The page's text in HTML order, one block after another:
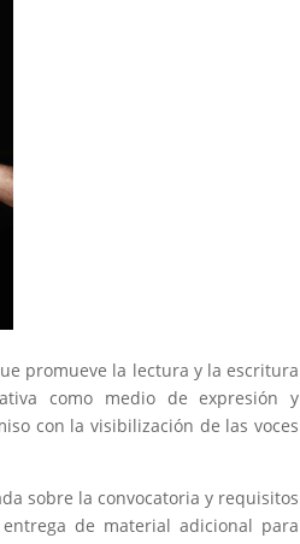
promueve la lectura y la escritura
como medio de expresión y
con la visibilización de las voces
sobre la convocatoria y requisitos
de material adicional para